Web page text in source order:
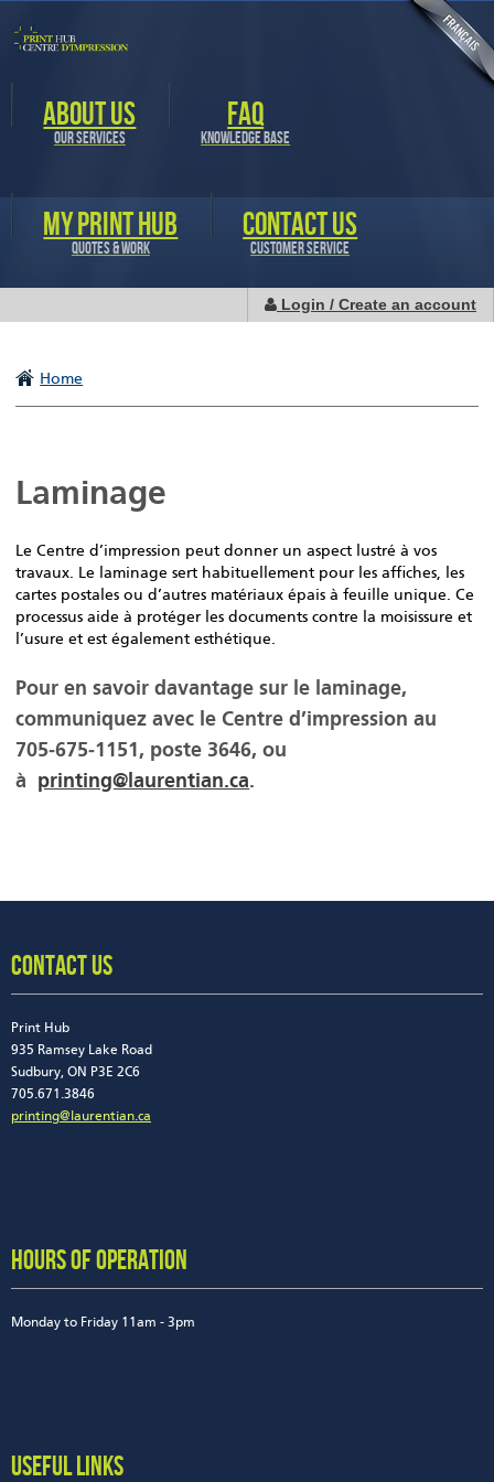
ABOUT US
OUR SERVICES
FAQ
KNOWLEDGE BASE
MY PRINT HUB
QUOTES & WORK
CONTACT US
CUSTOMER SERVICE
Login / Create an account
Home
Laminage
Le Centre d’impression peut donner un aspect lustré à vos
travaux. Le laminage sert habituellement pour les affiches, les
cartes postales ou d’autres matériaux épais à feuille unique. Ce
processus aide à protéger les documents contre la moisissure et
l’usure et est également esthétique.
Pour en savoir davantage sur le laminage,
communiquez avec le Centre d’impression au
705‑675‑1151, poste 3646, ou
à printing@laurentian.ca.
CONTACT US
Print Hub
935 Ramsey Lake Road
Sudbury, ON P3E 2C6
705.671.3846
printing@laurentian.ca
HOURS OF OPERATION
Monday to Friday 11am - 3pm
USEFUL LINKS